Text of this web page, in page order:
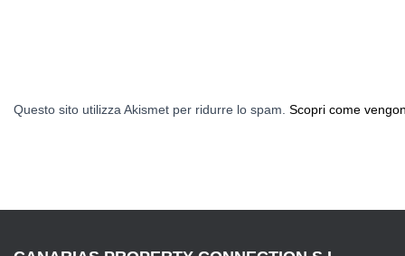
Questo sito utilizza Akismet per ridurre lo spam. Scopri come